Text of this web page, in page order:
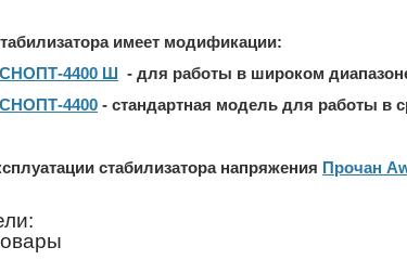
имеет модификации:
4400 Ш - для работы в широком
4400 - стандартная модель для работы в
стабилизатора напряжения Прочан